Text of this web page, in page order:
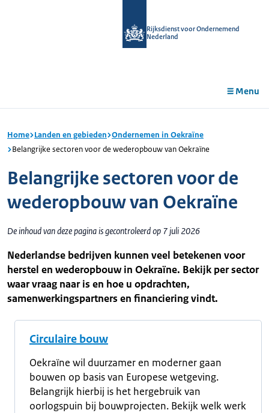
Rijksdienst voor Ondernemend
Nederland
Menu
Home Landen en gebieden Ondernemen in Oekraïne
Belangrijke sectoren voor de wederopbouw van Oekraïne
Belangrijke sectoren voor de
wederopbouw van Oekraïne
De inhoud van deze pagina is gecontroleerd op 7 juli 2026
Nederlandse bedrijven kunnen veel betekenen voor
herstel en wederopbouw in Oekraïne. Bekijk per sector
waar vraag naar is en hoe u opdrachten,
samenwerkingspartners en financiering vindt.
Circulaire bouw
Oekraïne wil duurzamer en moderner gaan
bouwen op basis van Europese wetgeving.
Belangrijk hierbij is het hergebruik van
oorlogspuin bij bouwprojecten. Bekijk welk werk